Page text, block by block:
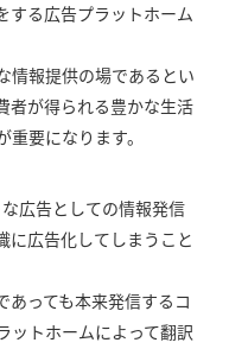
する広告プラットホーム
情報提供の場であるとい
者が得られる豊かな生活
要になります。
広告としての情報発信
に広告化してしまうこと
あっても本来発信するコ
ットホームによって翻訳